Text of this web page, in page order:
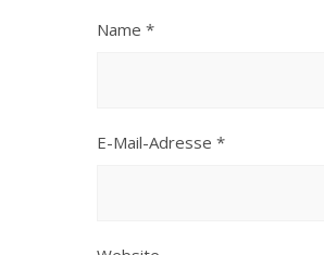
Name *
E-Mail-Adresse *